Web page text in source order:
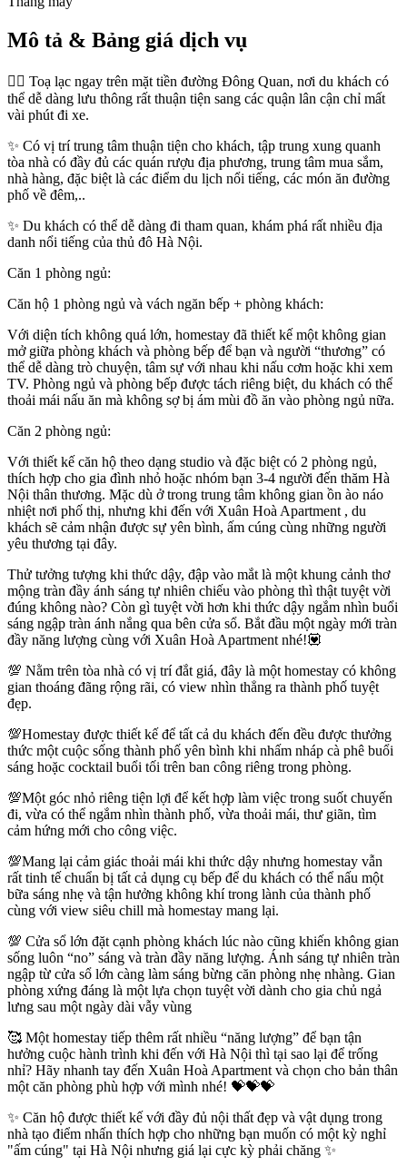
Mô tả & Bảng giá dịch vụ
👉🏻 Toạ lạc ngay trên mặt tiền đường Đông Quan, nơi du khách có
thể dễ dàng lưu thông rất thuận tiện sang các quận lân cận chỉ mất
vài phút đi xe.
✨ Có vị trí trung tâm thuận tiện cho khách, tập trung xung quanh
tòa nhà có đầy đủ các quán rượu địa phương, trung tâm mua sắm,
nhà hàng, đặc biệt là các điểm du lịch nổi tiếng, các món ăn đường
phố về đêm,..
✨ Du khách có thể dễ dàng đi tham quan, khám phá rất nhiều địa
danh nổi tiếng của thủ đô Hà Nội.
Căn 1 phòng ngủ:
Căn hộ 1 phòng ngủ và vách ngăn bếp + phòng khách:
Với diện tích không quá lớn, homestay đã thiết kế một không gian
mở giữa phòng khách và phòng bếp để bạn và người “thương” có
thể dễ dàng trò chuyện, tâm sự với nhau khi nấu cơm hoặc khi xem
TV. Phòng ngủ và phòng bếp được tách riêng biệt, du khách có thể
thoải mái nấu ăn mà không sợ bị ám mùi đồ ăn vào phòng ngủ nữa.
Căn 2 phòng ngủ:
Với thiết kế căn hộ theo dạng studio và đặc biệt có 2 phòng ngủ,
thích hợp cho gia đình nhỏ hoặc nhóm bạn 3-4 người đến thăm Hà
Nội thân thương. Mặc dù ở trong trung tâm không gian ồn ào náo
nhiệt nơi phố thị, nhưng khi đến với Xuân Hoà Apartment , du
khách sẽ cảm nhận được sự yên bình, ấm cúng cùng những người
yêu thương tại đây.
Thử tưởng tượng khi thức dậy, đập vào mắt là một khung cảnh thơ
mộng tràn đầy ánh sáng tự nhiên chiếu vào phòng thì thật tuyệt vời
đúng không nào? Còn gì tuyệt vời hơn khi thức dậy ngắm nhìn buổi
sáng ngập tràn ánh nắng qua bên cửa sổ. Bắt đầu một ngày mới tràn
đầy năng lượng cùng với Xuân Hoà Apartment nhé!💟
💯 Nằm trên tòa nhà có vị trí đắt giá, đây là một homestay có không
gian thoáng đãng rộng rãi, có view nhìn thẳng ra thành phố tuyệt
đẹp.
💯Homestay được thiết kế để tất cả du khách đến đều được thưởng
thức một cuộc sống thành phố yên bình khi nhấm nháp cà phê buổi
sáng hoặc cocktail buổi tối trên ban công riêng trong phòng.
💯Một góc nhỏ riêng tiện lợi để kết hợp làm việc trong suốt chuyến
đi, vừa có thể ngắm nhìn thành phố, vừa thoải mái, thư giãn, tìm
cảm hứng mới cho công việc.
💯Mang lại cảm giác thoải mái khi thức dậy nhưng homestay vẫn
rất tinh tế chuẩn bị tất cả dụng cụ bếp để du khách có thể nấu một
bữa sáng nhẹ và tận hưởng không khí trong lành của thành phố
cùng với view siêu chill mà homestay mang lại.
💯 Cửa sổ lớn đặt cạnh phòng khách lúc nào cũng khiến không gian
sống luôn “no” sáng và tràn đầy năng lượng. Ánh sáng tự nhiên tràn
ngập từ cửa sổ lớn càng làm sáng bừng căn phòng nhẹ nhàng. Gian
phòng xứng đáng là một lựa chọn tuyệt vời dành cho gia chủ ngả
lưng sau một ngày dài vẫy vùng
🥰 Một homestay tiếp thêm rất nhiều “năng lượng” để bạn tận
hưởng cuộc hành trình khi đến với Hà Nội thì tại sao lại để trống
nhỉ? Hãy nhanh tay đến Xuân Hoà Apartment và chọn cho bản thân
một căn phòng phù hợp với mình nhé! 💝💝💝
✨ Căn hộ được thiết kế với đầy đủ nội thất đẹp và vật dụng trong
nhà tạo điểm nhấn thích hợp cho những bạn muốn có một kỳ nghỉ
"ấm cúng" tại Hà Nội nhưng giá lại cực kỳ phải chăng ✨